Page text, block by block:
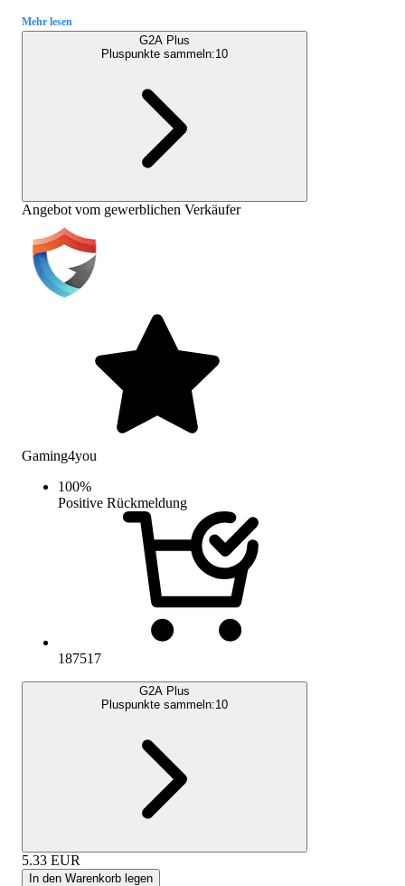
Mehr lesen
G2A Plus
Pluspunkte sammeln:10
Angebot vom gewerblichen Verkäufer
Gaming4you
100%
Positive Rückmeldung
187517
G2A Plus
Pluspunkte sammeln:10
5.33 EUR
In den Warenkorb legen